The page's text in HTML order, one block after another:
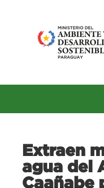
Extraen
agua del
Caañabe